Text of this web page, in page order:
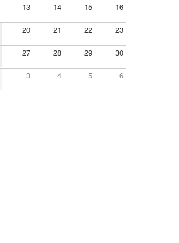
13 14 15 16
20 21 22 23
27 28 29 30
3 4 5 6